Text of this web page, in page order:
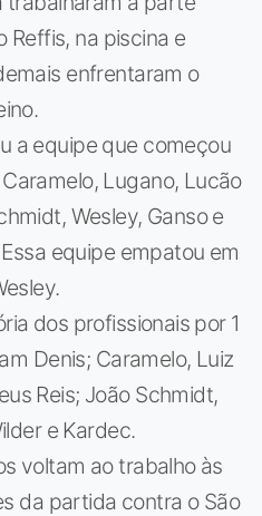
Reffis, na piscina e
enfrentaram o
a equipe que começou
Lugano, Lucão
Wesley, Ganso e
equipe empatou em
dos profissionais por 1
Denis; Caramelo, Luiz
Reis; João Schmidt,
e Kardec.
voltam ao trabalho às
da partida contra o São